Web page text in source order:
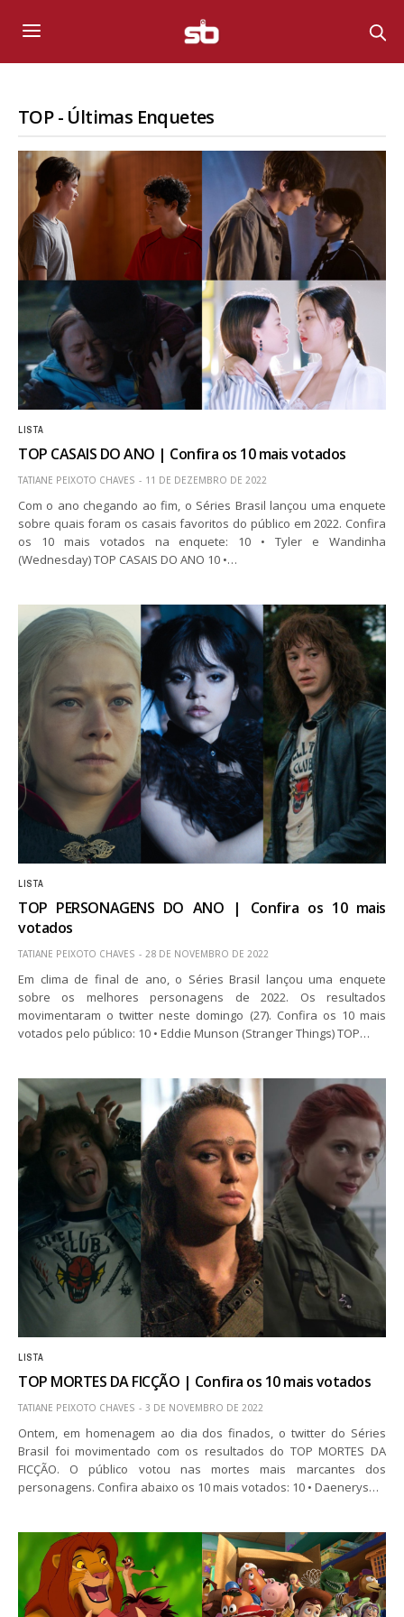
TOP - Últimas Enquetes
LISTA
TOP CASAIS DO ANO | Confira os 10 mais votados
TATIANE PEIXOTO CHAVES 11 DE DEZEMBRO DE 2022
Com o ano chegando ao fim, o Séries Brasil lançou uma enquete
sobre quais foram os casais favoritos do público em 2022. Confira
os 10 mais votados na enquete: 10 • Tyler e Wandinha
(Wednesday) TOP CASAIS DO ANO 10 •…
LISTA
TOP PERSONAGENS DO ANO | Confira os 10 mais
votados
TATIANE PEIXOTO CHAVES 28 DE NOVEMBRO DE 2022
Em clima de final de ano, o Séries Brasil lançou uma enquete
sobre os melhores personagens de 2022. Os resultados
movimentaram o twitter neste domingo (27). Confira os 10 mais
votados pelo público: 10 • Eddie Munson (Stranger Things) TOP…
LISTA
TOP MORTES DA FICÇÃO | Confira os 10 mais votados
TATIANE PEIXOTO CHAVES 3 DE NOVEMBRO DE 2022
Ontem, em homenagem ao dia dos finados, o twitter do Séries
Brasil foi movimentado com os resultados do TOP MORTES DA
FICÇÃO. O público votou nas mortes mais marcantes dos
personagens. Confira abaixo os 10 mais votados: 10 • Daenerys…